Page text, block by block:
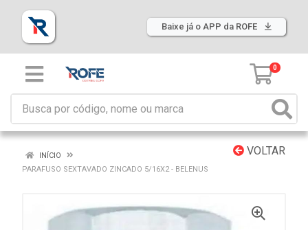
Baixe já o APP da ROFE
0
VOLTAR
INÍCIO
PARAFUSO SEXTAVADO ZINCADO 5/16X2 - BELENUS